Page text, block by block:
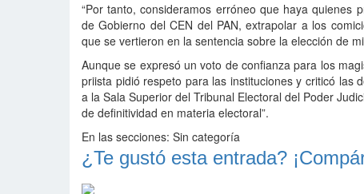
“Por tanto, consideramos erróneo que haya quienes
de Gobierno del CEN del PAN, extrapolar a los
que se vertieron en la sentencia sobre la elección de
Aunque se expresó un voto de confianza para los
priista pidió respeto para las instituciones y criticó las
a la Sala Superior del Tribunal Electoral del Poder
de definitividad en materia electoral”.
En las secciones: Sin categoría
¿Te gustó esta entrada?